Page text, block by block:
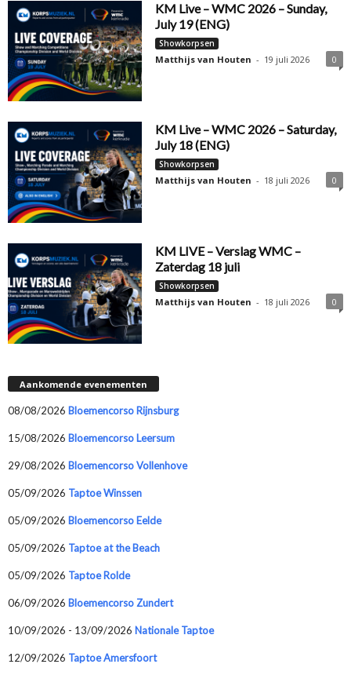
KM Live – WMC 2026 – Sunday,
July 19 (ENG)
Showkorpsen
Matthijs van Houten - 19 juli 2026 0
KM Live – WMC 2026 – Saturday,
July 18 (ENG)
Showkorpsen
Matthijs van Houten - 18 juli 2026 0
KM LIVE – Verslag WMC –
Zaterdag 18 juli
Showkorpsen
Matthijs van Houten - 18 juli 2026 0
Aankomende evenementen
08/08/2026 Bloemencorso Rijnsburg
15/08/2026 Bloemencorso Leersum
29/08/2026 Bloemencorso Vollenhove
05/09/2026 Taptoe Winssen
05/09/2026 Bloemencorso Eelde
05/09/2026 Taptoe at the Beach
05/09/2026 Taptoe Rolde
06/09/2026 Bloemencorso Zundert
10/09/2026 - 13/09/2026 Nationale Taptoe
12/09/2026 Taptoe Amersfoort